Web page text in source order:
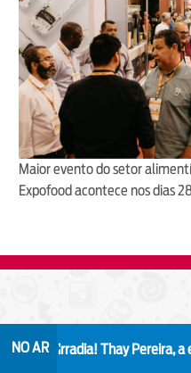
Maior evento do setor
Expofood acontece nos dias
NO ARThay Pereira, a esposa de